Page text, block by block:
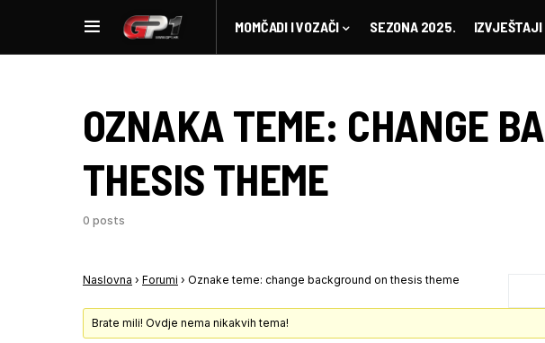
MOMČADI I VOZAČI SEZONA 2025. IZVJEŠTAJI
OZNAKA TEME: CHANGE
THESIS THEME
0 posts
Naslovna › Forumi › Oznake teme: change background on thesis theme
Brate mili! Ovdje nema nikakvih tema!